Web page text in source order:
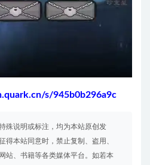
s/945b0b296a9c
殊说明或标注，均为本站原创发
得本站同意时，禁止复制、盗用、
站、书籍等各类媒体平台。如若本